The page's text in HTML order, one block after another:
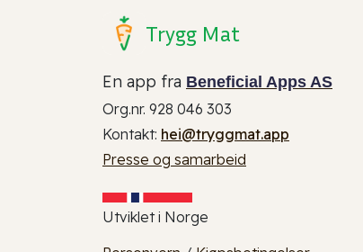
Trygg Mat
En app fra Beneficial Apps AS
Org.nr. 928 046 303
Kontakt: hei@tryggmat.app
Presse og samarbeid
Utviklet i Norge